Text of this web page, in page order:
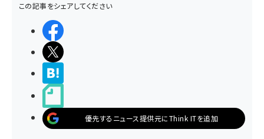
この記事をシェアしてください
優先するニュース提供元にThink ITを追加